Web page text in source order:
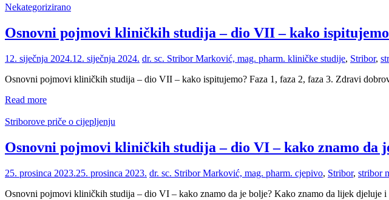
Nekategorizirano
Osnovni pojmovi kliničkih studija – dio VII – kako
12. siječnja 2024.12. siječnja 2024. dr. sc. Stribor Marković, mag. pharm. kliničke studije, Stribor,
Osnovni pojmovi kliničkih studija – dio VII – kako ispitujemo? Faza 1, faza 2, faza 3. Zdravi
Read more
Striborove priče o cijepljenju
Osnovni pojmovi kliničkih studija – dio VI – kako znamo da
25. prosinca 2023.25. prosinca 2023. dr. sc. Stribor Marković, mag. pharm. cjepivo, Stribor, stribor
Osnovni pojmovi kliničkih studija – dio VI – kako znamo da je bolje? Kako znamo da lijek djeluje i